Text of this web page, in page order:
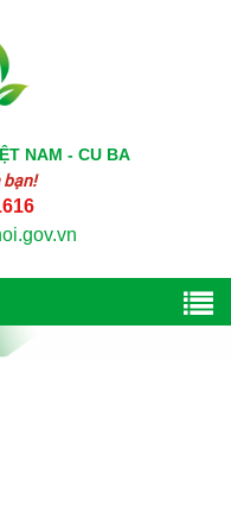
NAM - CU BA
bạn!